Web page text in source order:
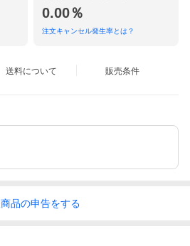
0.00％
注文キャンセル発生率とは？
送料について 販売条件
商品の申告をする